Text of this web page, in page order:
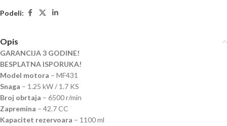
Podeli:
Opis
GARANCIJA 3 GODINE!
BESPLATNA ISPORUKA!
Model motora – MF431
Snaga – 1.25 kW / 1.7 KS
Broj obrtaja – 6500 r/min
Zapremina – 42.7 CC
Kapacitet rezervoara – 1100 ml